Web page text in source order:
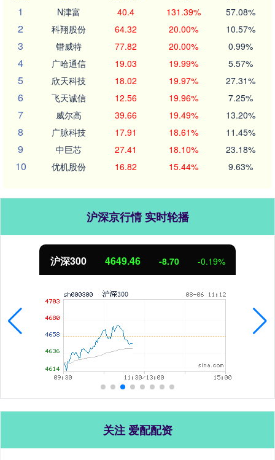
1
N津富 40.4 131.39% 57.08%
2 科翔股份 64.32 20.00% 10.57%
3 锴威特 77.82 20.00% 0.99%
4 广哈通信 19.03 19.99% 5.57%
5 欣天科技 18.02 19.97% 27.31%
6 飞天诚信 12.56 19.96% 7.25%
7 威尔高 39.66 19.49% 13.20%
8 广脉科技 17.91 18.61% 11.45%
9 中巨芯 27.41 18.10% 23.18%
10 优机股份 16.82 15.44% 9.63%
沪深京行情 实时轮播
北证50 1120.29 0.83 0.07%
关注 爱配配资